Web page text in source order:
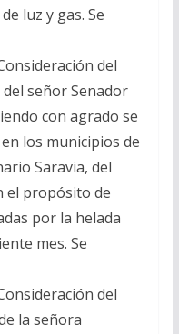
luz y gas. Se
del
señor Senador
con agrado se
los municipios de
Saravia, del
el propósito de
por la helada
mes. Se
del
la señora